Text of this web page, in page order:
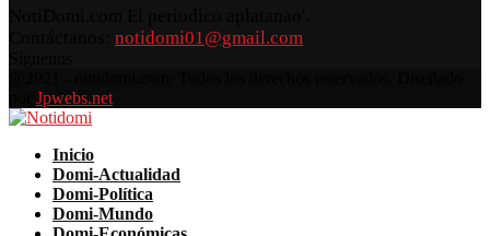
notidomi01@gmail.com
Jpwebs.net
Inicio
Domi-Actualidad
Domi-Política
Domi-Mundo